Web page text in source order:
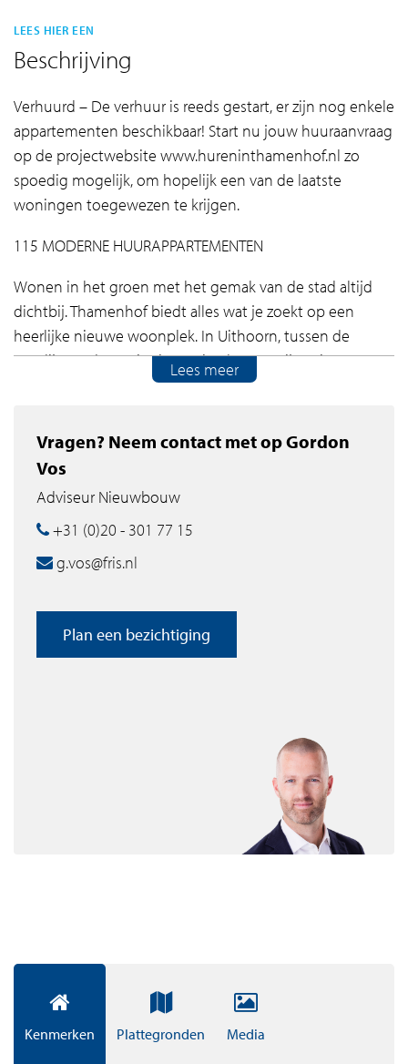
LEES HIER EEN
Beschrijving
Verhuurd – De verhuur is reeds gestart, er zijn nog enkele
appartementen beschikbaar! Start nu jouw huuraanvraag
op de projectwebsite www.hureninthamenhof.nl zo
spoedig mogelijk, om hopelijk een van de laatste
woningen toegewezen te krijgen.
115 MODERNE HUURAPPARTEMENTEN
Wonen in het groen met het gemak van de stad altijd
dichtbij. Thamenhof biedt alles wat je zoekt op een
heerlijke nieuwe woonplek. In Uithoorn, tussen de
Vuurlijn en de Koningin Máximalaan, verrijzen in
Thamenhof 115 moderne nieuwbouwappartementen
wordt het heerlijk wonen voor starters, doorstromers en
vitale ouderen. Midden in de randstad en het Groene
naar Amsterdam, Utrecht, Amstelveen en de rest van
Nederland.
In Thamenhof krijg je een modern licht thuis, met een
en genieten in je complete badkamer. Je hebt één of
In Thamenhof woon je dicht bij alle denkbare
voorzieningen, zoals basis- en middelbaar onderwijs,
(sport)verenigingen en winkelcentra Amstelplein en
SOCIALE-, MIDDELDURE EN VRIJE-SECTOR
APPARTEMENTEN
Lees meer
Vragen? Neem contact met op Gordon
Vos
Adviseur Nieuwbouw
+31 (0)20 - 301 77 15
g.vos@fris.nl
Plan een bezichtiging
Kenmerken Plattegronden Media